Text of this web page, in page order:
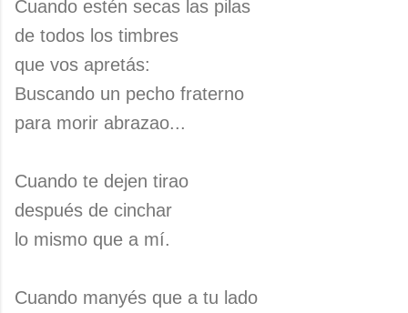
Cuando estén secas las pilas
de todos los timbres
que vos apretás:
Buscando un pecho fraterno
para morir abrazao...
Cuando te dejen tirao
después de cinchar
lo mismo que a mí.
Cuando manyés que a tu lado